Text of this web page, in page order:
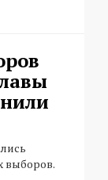
выборов.